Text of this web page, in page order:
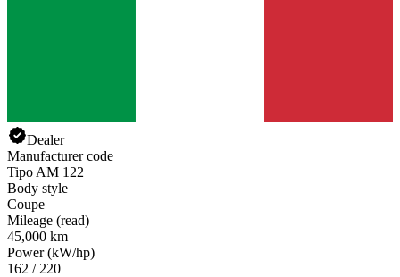
Dealer
Manufacturer code
Tipo AM 122
Body style
Coupe
Mileage (read)
45,000 km
Power (kW/hp)
162 / 220